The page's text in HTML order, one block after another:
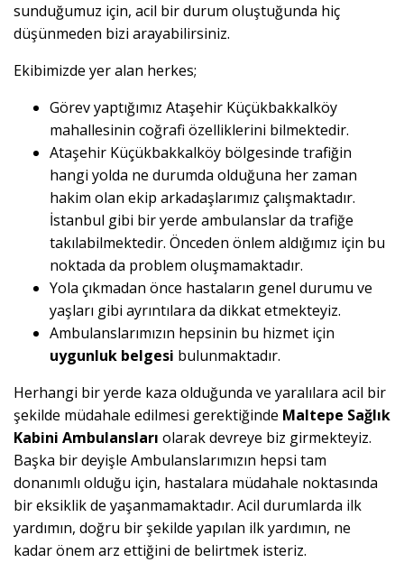
sunduğumuz için, acil bir durum oluştuğunda hiç
düşünmeden bizi arayabilirsiniz.
Ekibimizde yer alan herkes;
Görev yaptığımız Ataşehir Küçükbakkalköy
mahallesinin coğrafi özelliklerini bilmektedir.
Ataşehir Küçükbakkalköy bölgesinde trafiğin
hangi yolda ne durumda olduğuna her zaman
hakim olan ekip arkadaşlarımız çalışmaktadır.
İstanbul gibi bir yerde ambulanslar da trafiğe
takılabilmektedir. Önceden önlem aldığımız için bu
noktada da problem oluşmamaktadır.
Yola çıkmadan önce hastaların genel durumu ve
yaşları gibi ayrıntılara da dikkat etmekteyiz.
Ambulanslarımızın hepsinin bu hizmet için
uygunluk belgesi bulunmaktadır.
Herhangi bir yerde kaza olduğunda ve yaralılara acil bir
şekilde müdahale edilmesi gerektiğinde Maltepe Sağlık
Kabini Ambulansları olarak devreye biz girmekteyiz.
Başka bir deyişle Ambulanslarımızın hepsi tam
donanımlı olduğu için, hastalara müdahale noktasında
bir eksiklik de yaşanmamaktadır. Acil durumlarda ilk
yardımın, doğru bir şekilde yapılan ilk yardımın, ne
kadar önem arz ettiğini de belirtmek isteriz.